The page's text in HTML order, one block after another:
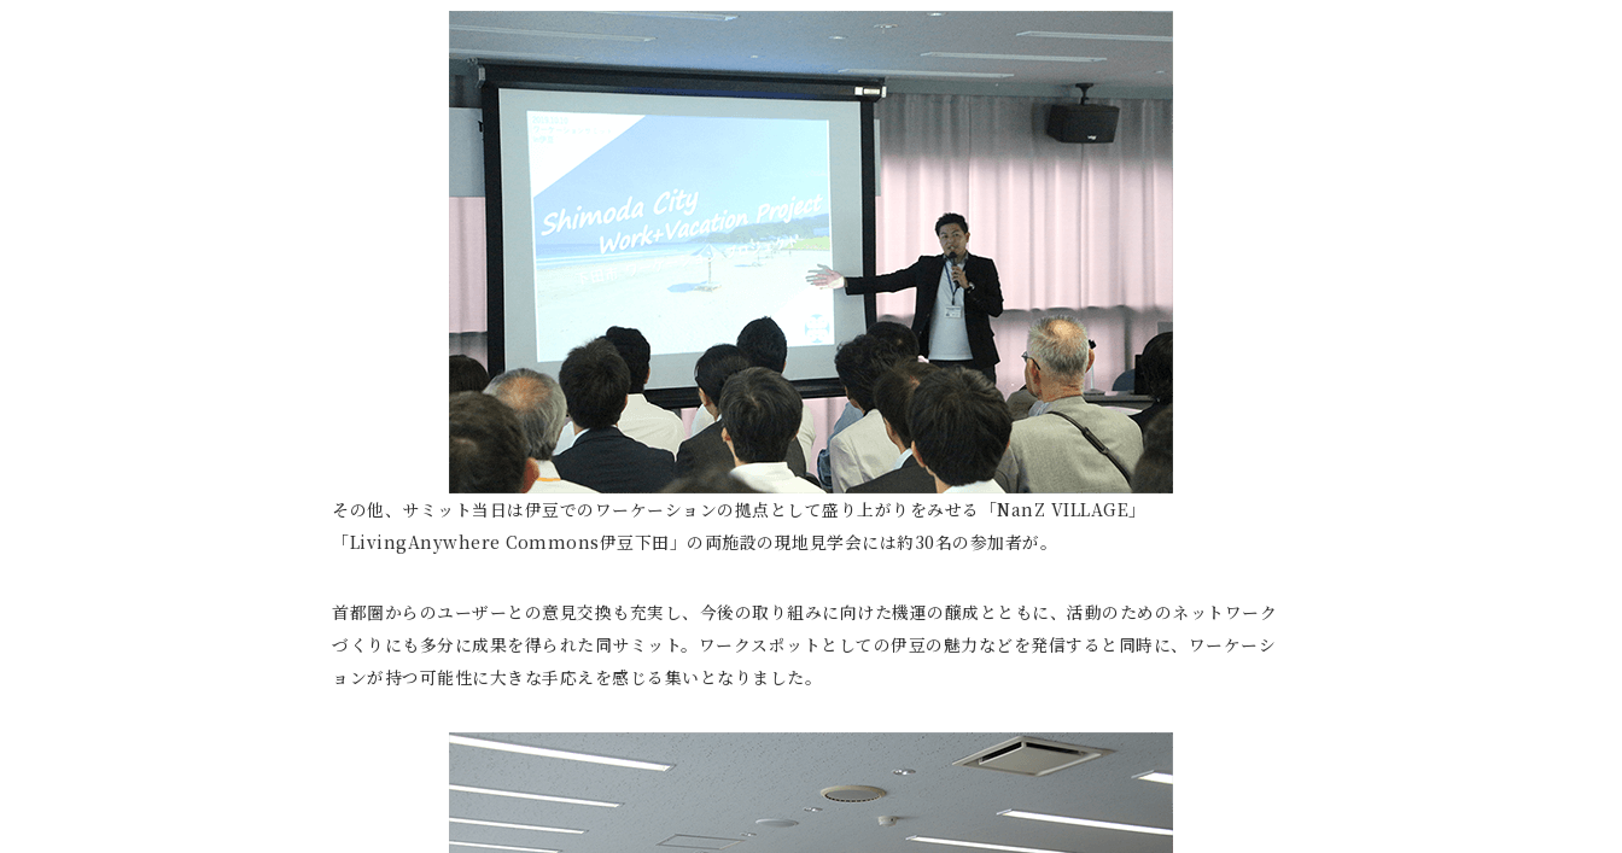
その他、サミット当日は伊豆でのワーケーションの拠点として盛り上がりをみせる「NanZ VILLAGE」
「LivingAnywhere Commons伊豆下田」の両施設の現地見学会には約30名の参加者が。
首都圏からのユーザーとの意見交換も充実し、今後の取り組みに向けた機運の醸成とともに、活動のためのネットワーク
づくりにも多分に成果を得られた同サミット。ワークスポットとしての伊豆の魅力などを発信すると同時に、ワーケーシ
ョンが持つ可能性に大きな手応えを感じる集いとなりました。